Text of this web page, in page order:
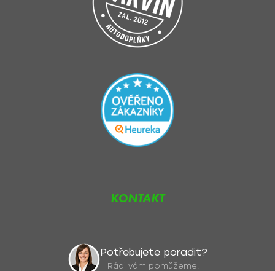
KONTAKT
Potřebujete poradit?
Rádi vám pomůžeme.